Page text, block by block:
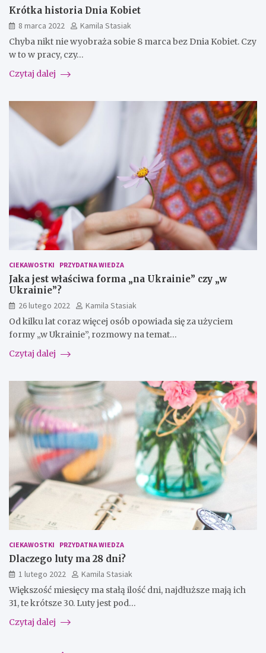
Krótka historia Dnia Kobiet
8 marca 2022
Kamila Stasiak
Chyba nikt nie wyobraża sobie 8 marca bez Dnia Kobiet. Czy
w to w pracy, czy…
Czytaj dalej
CIEKAWOSTKI PRZYDATNA WIEDZA
Jaka jest właściwa forma „na Ukrainie” czy „w
Ukrainie”?
26 lutego 2022
Kamila Stasiak
Od kilku lat coraz więcej osób opowiada się za użyciem
formy „w Ukrainie”, rozmowy na temat…
Czytaj dalej
CIEKAWOSTKI PRZYDATNA WIEDZA
Dlaczego luty ma 28 dni?
1 lutego 2022
Kamila Stasiak
Większość miesięcy ma stałą ilość dni, najdłuższe mają ich
31, te krótsze 30. Luty jest pod…
Czytaj dalej